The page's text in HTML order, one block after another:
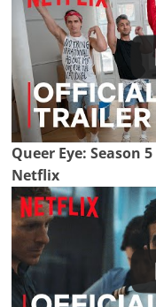
Queer Eye: Season
Netflix